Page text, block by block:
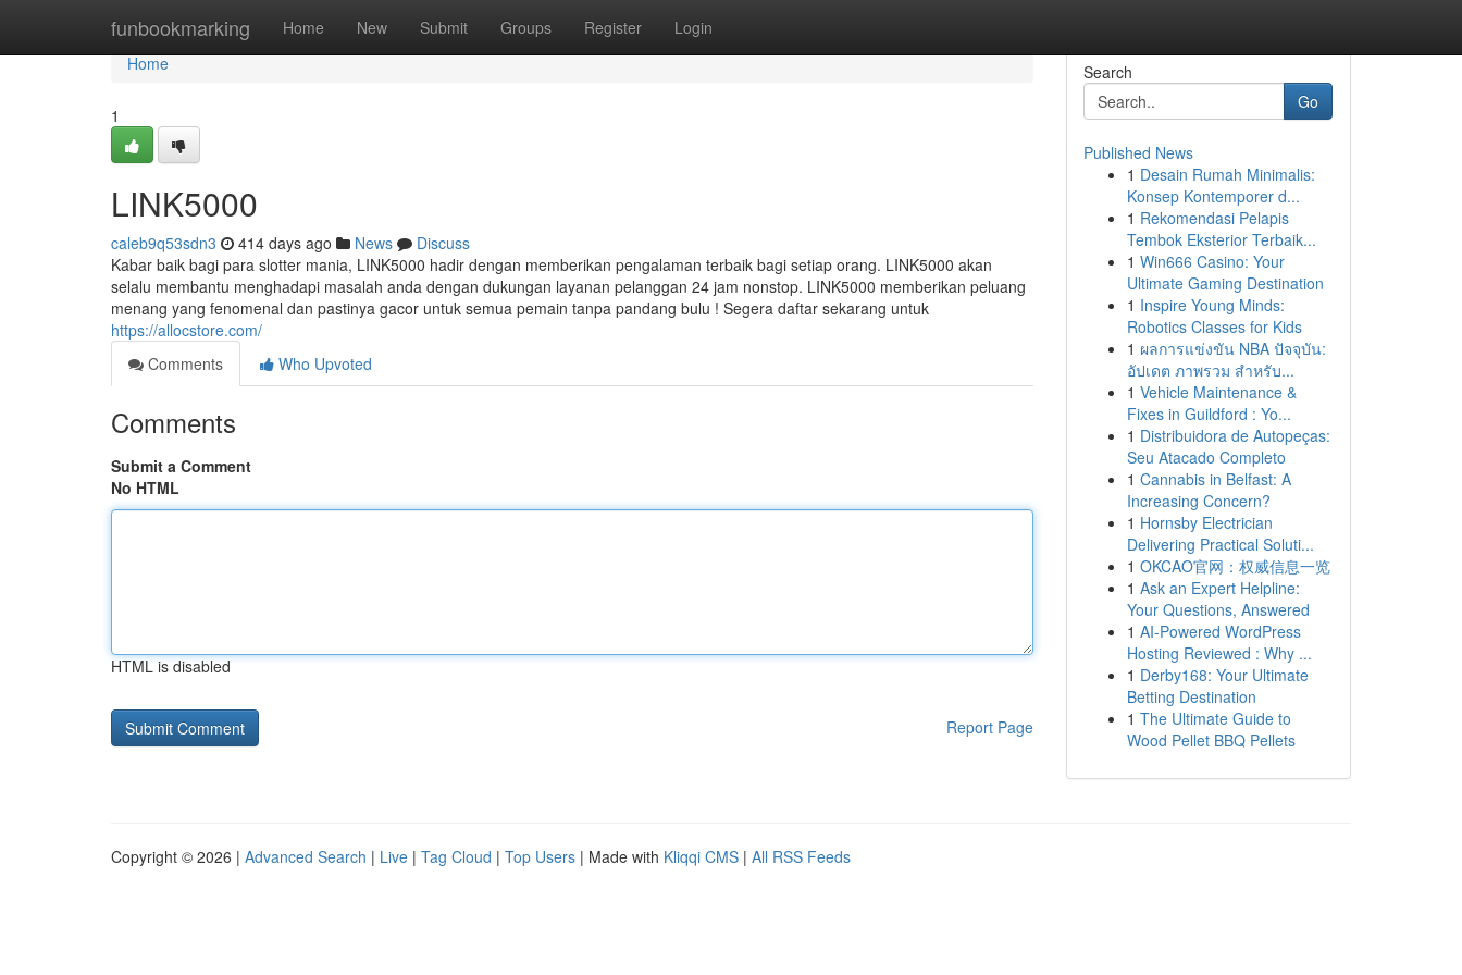
funbookmarking Home New Submit Groups Register Login
Home
Home
1
LINK5000
caleb9q53sdn3 414 days ago News
Discuss
Kabar baik bagi para slotter mania, LINK5000 hadir dengan memberikan pengalaman terbaik bagi setiap orang. LINK5000 akan
selalu membantu menghadapi masalah anda dengan dukungan layanan pelanggan 24 jam nonstop. LINK5000 memberikan peluang
menang yang fenomenal dan pastinya gacor untuk semua pemain tanpa pandang bulu ! Segera daftar sekarang untuk
https://allocstore.com/
Comments
Who Upvoted
Comments
Submit a Comment
No HTML
HTML is disabled
Report Page
Search
Go
Published News
1 Desain Rumah Minimalis:
Konsep Kontemporer d...
1 Rekomendasi Pelapis
Tembok Eksterior Terbaik...
1 Win666 Casino: Your
Ultimate Gaming Destination
1 Inspire Young Minds:
Robotics Classes for Kids
1 ผลการแข่งขัน NBA ปัจจุบัน:
อัปเดต ภาพรวม สำหรับ...
1 Vehicle Maintenance &
Fixes in Guildford : Yo...
1 Distribuidora de Autopeças:
Seu Atacado Completo
1 Cannabis in Belfast: A
Increasing Concern?
1 Hornsby Electrician
Delivering Practical Soluti...
1 OKCAO官网：权威信息一览
1 Ask an Expert Helpline:
Your Questions, Answered
1 AI-Powered WordPress
Hosting Reviewed : Why ...
1 Derby168: Your Ultimate
Betting Destination
1 The Ultimate Guide to
Wood Pellet BBQ Pellets
Copyright © 2026 | Advanced Search | Live | Tag Cloud | Top Users | Made with Kliqqi CMS | All RSS Feeds